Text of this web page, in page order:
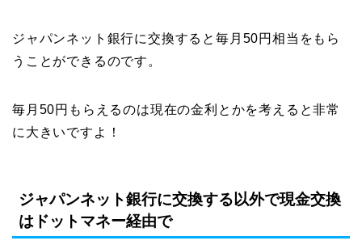
ジャパンネット銀行に交換すると毎月50円相当をもら
うことができるのです。
毎月50円もらえるのは現在の金利とかを考えると非常
に大きいですよ！
ジャパンネット銀行に交換する以外で現金交換
はドットマネー経由で